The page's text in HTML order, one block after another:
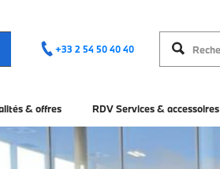
+33 2 54 50 40 40
& offres RDV Services & accessoires